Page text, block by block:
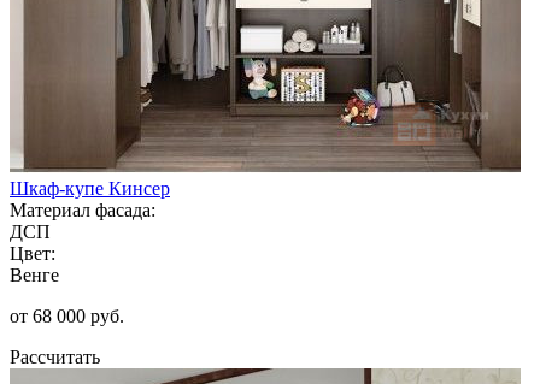
Шкаф-купе Кинсер
Материал фасада:
ДСП
Цвет:
Венге
от 68 000 руб.
Рассчитать